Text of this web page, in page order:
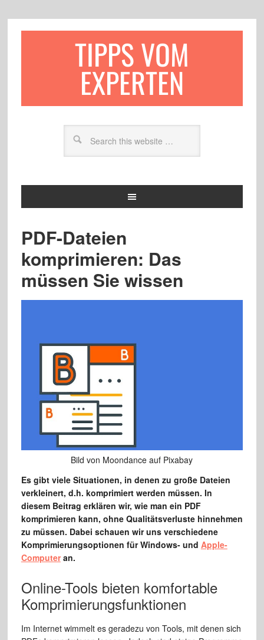
TIPPS VOM
EXPERTEN
PDF-Dateien
komprimieren: Das
müssen Sie wissen
Bild von Moondance auf Pixabay
Es gibt viele Situationen, in denen zu große Dateien
verkleinert, d.h. komprimiert werden müssen. In
diesem Beitrag erklären wir, wie man ein PDF
komprimieren kann, ohne Qualitätsverluste hinnehmen
zu müssen. Dabei schauen wir uns verschiedene
Komprimierungsoptionen für Windows- und Apple-
Computeran.
Online-Tools bieten komfortable
Komprimierungsfunktionen
Im Internet wimmelt es geradezu von Tools, mit denen sich